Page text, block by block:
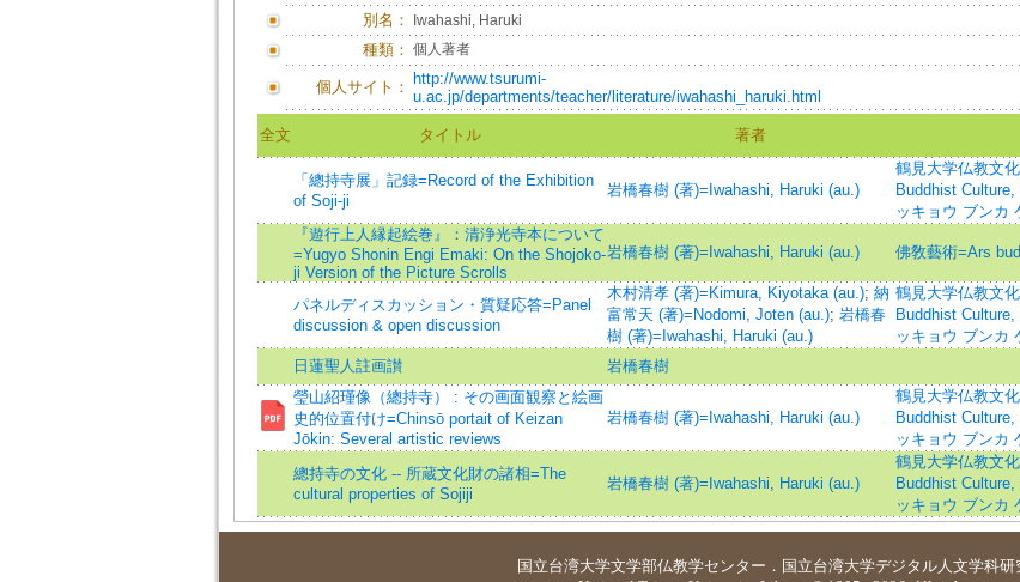
別名： Iwahashi, Haruki
種類： 個人著者
個人サイト：
http://www.tsurumi-
u.ac.jp/departments/teacher/literature/iwahashi_haruki.html
全文 タイトル 著者
「總持寺展」記録=Record of the Exhibition
of Soji-ji
岩橋春樹 (著)=Iwahashi, Haruki (au.)
鶴見大学仏教文
Buddhist
ッキョウ ブンカ
『遊行上人縁起絵巻』：清浄光寺本について
=Yugyo Shonin Engi Emaki: On the Shojoko-
ji Version of the Picture Scrolls
岩橋春樹 (著)=Iwahashi, Haruki (au.) 佛敎藝術=Ars
パネルディスカッション・質疑応答=Panel
discussion & open discussion
木村清孝 (著)=Kimura, Kiyotaka (au.); 納
富常天 (著)=Nodomi, Joten (au.); 岩橋春
樹 (著)=Iwahashi, Haruki (au.)
鶴見大学仏教文
Buddhist
ッキョウ ブンカ
日蓮聖人註画讃 岩橋春樹
瑩山紹瑾像（總持寺） : その画面観察と絵画
史的位置付け=Chinsō portait of Keizan
Jōkin: Several artistic reviews
岩橋春樹 (著)=Iwahashi, Haruki (au.)
鶴見大学仏教文
Buddhist
ッキョウ ブンカ
總持寺の文化 -- 所蔵文化財の諸相=The
cultural properties of Sojiji
岩橋春樹 (著)=Iwahashi, Haruki (au.)
鶴見大学仏教文
Buddhist
ッキョウ ブンカ
国立台湾大学文学部仏教学センター ． 国立台湾大学デジタル人文学科研